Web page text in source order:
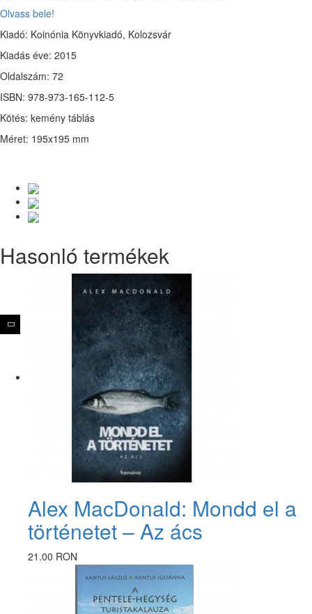
Olvass bele!
Kiadó: Koinónia Könyvkiadó, Kolozsvár
Kiadás éve: 2015
Oldalszám: 72
ISBN: 978-973-165-112-5
Kötés: kemény táblás
Méret: 195x195 mm
Hasonló termékek
Alex MacDonald: Mondd el a
történetet – Az ács
21.00 RON